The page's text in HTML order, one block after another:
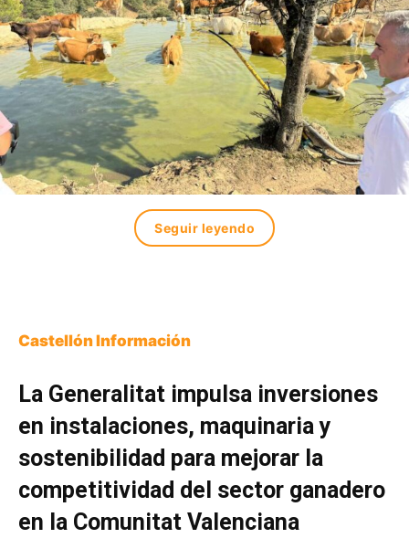
Seguir leyendo
Castellón Información
La Generalitat impulsa inversiones
en instalaciones, maquinaria y
sostenibilidad para mejorar la
competitividad del sector ganadero
en la Comunitat Valenciana